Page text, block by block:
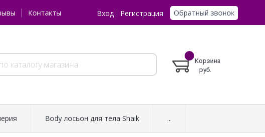
Контакты Вход Регистрация Обратный звонок
Корзина
руб.
Body лосьон для тела Shaik ...